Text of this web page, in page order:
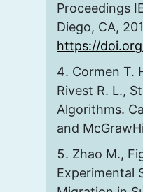
Proceedings
Diego, CA,
https://
Cormen T.
Rivest R. L.,
Algorithms.
and
Zhao M.,
Experimental